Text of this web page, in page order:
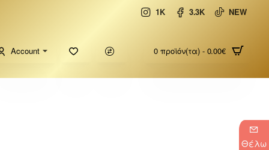
Θέλω
1K 3.3K NEW
Account 0 προϊόν(τα) - 0.00€